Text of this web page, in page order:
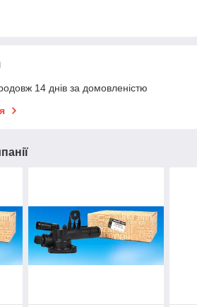
14 днів за домовленістю